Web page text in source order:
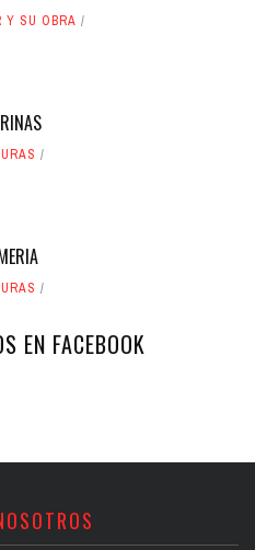
Y SU OBRA
EN FACEBOOK